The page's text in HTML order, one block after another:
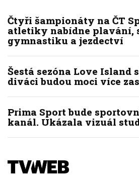
Čtyři šampionáty na ČT
atletiky nabídne plavání,
gymnastiku a jezdectví
Šestá sezóna Love Island
diváci budou moci více
Prima Sport bude
kanál. Ukázala vizuál